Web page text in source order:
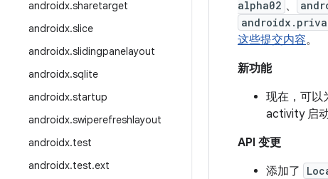
androidx.sharetarget
androidx.slice
androidx.slidingpanelayout
androidx.sqlite
androidx.startup
androidx.swiperefreshlayout
androidx.test
androidx.test.ext
alpha02 、
这些提交内容。
新功能
现在，可以
activity 启
API 变更
添加了